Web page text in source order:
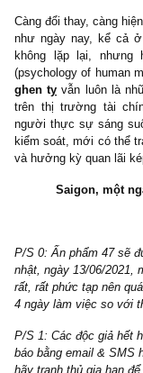
Big Mistakes. Cuối
tin tức truyền thống.
Lời cuối, đúng như
Alphonse Karr mà
Plus
(Sự vật càng
Càng đổi thay, càng
(psychology of
ghen tỵ vẫn luôn là
trên thị trường tài
người thực sự sáng
và hưởng kỳ quan